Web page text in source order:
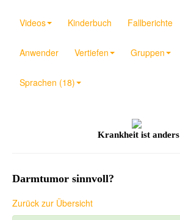
Videos Kinderbuch Fallberichte
Anwender Vertiefen Gruppen
Sprachen (18)
Krankheit ist anders
Darmtumor sinnvoll?
Zurück zur Übersicht